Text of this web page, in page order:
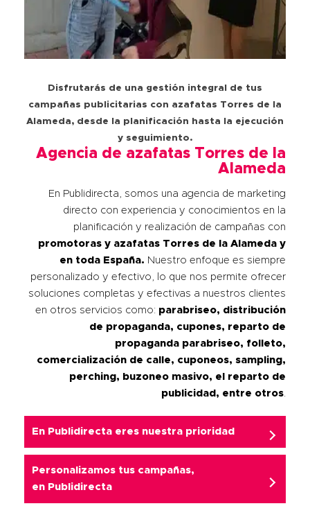
Disfrutarás de una gestión integral de tus
campañas publicitarias con azafatas Torres de la
Alameda, desde la planificación hasta la ejecución
y seguimiento.
Agencia de azafatas Torres de la
Alameda
En Publidirecta, somos una agencia de marketing
directo con experiencia y conocimientos en la
planificación y realización de campañas con
promotoras y azafatas Torres de la Alameda y
en toda España. Nuestro enfoque es siempre
personalizado y efectivo, lo que nos permite ofrecer
soluciones completas y efectivas a nuestros clientes
en otros servicios como: parabriseo, distribución
de propaganda, cupones, reparto de
propaganda parabriseo, folleto,
comercialización de calle, cuponeos, sampling,
perching, buzoneo masivo, el reparto de
publicidad, entre otros
En Publidirecta eres nuestra prioridad
Personalizamos tus campañas,
en Publidirecta